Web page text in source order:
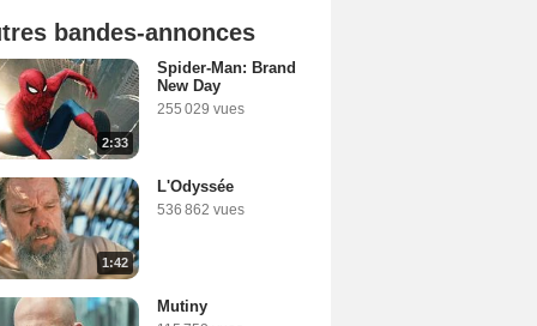
bandes-annonces
2:33
Spider-Man: Brand
New Day
255 029 vues
1:42
L'Odyssée
536 862 vues
Mutiny